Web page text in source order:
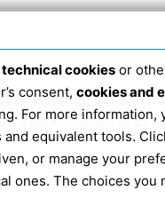
Bolonia, Via San
ENERO DE 2019 EL
technical cookies or
consent, cookies and
For more
equivalent tools.
or manage your
ones. The choices